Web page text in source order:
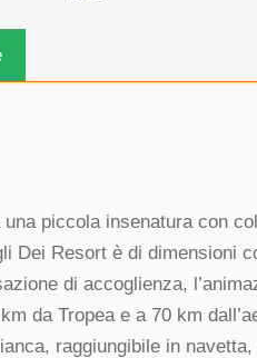
piccola insenatura con
Dei Resort è di dimensioni
di accoglienza,
da Tropea e a 70 km
raggiungibile in